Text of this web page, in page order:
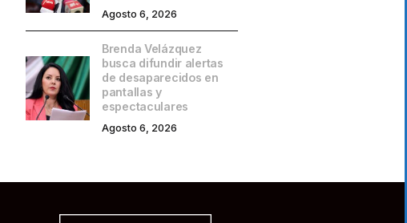
Agosto 6, 2026
Brenda Velázquez
busca difundir alertas
de desaparecidos en
pantallas y
espectaculares
Agosto 6, 2026